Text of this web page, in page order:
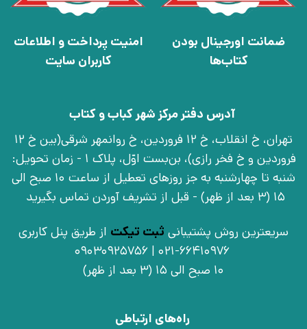
ضمانت اورجینال بودن
کتاب‌ها
امنیت پرداخت و اطلاعات
کاربران سایت
آدرس دفتر مرکز شهر کباب و کتاب
تهران، خ انقلاب، خ 12 فروردین، خ روانمهر شرقی(بین خ 12
فروردین و خ فخر رازی)، بن‌بست اوّل، پلاک 1 - زمان تحویل:
شنبه تا چهارشنبه به جز روزهای تعطیل از ساعت 10 صبح الی
15 (3 بعد از ظهر) - قبل از تشریف آوردن تماس بگیرید
سریعترین روش پشتیبانی ثبت تیکت از طریق پنل کاربری
021-66410976 | 09030925756
10 صبح الی 15 (3 بعد از ظهر)
راه‌های ارتباطی